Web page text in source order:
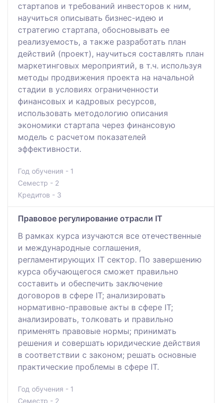
стартапов и требований инвесторов к ним,
научиться описывать бизнес-идею и
стратегию стартапа, обосновывать ее
реализуемость, а также разработать план
действий (проект), научиться составлять план
маркетинговых мероприятий, в т.ч. используя
методы продвижения проекта на начальной
стадии в условиях ограниченности
финансовых и кадровых ресурсов,
использовать методологию описания
экономики стартапа через финансовую
модель с расчетом показателей
эффективности.
Год обучения - 1
Семестр - 2
Кредитов - 3
Правовое регулирование отрасли IT
В рамках курса изучаются все отечественные
и международные соглашения,
регламентирующих IT сектор. По завершению
курса обучающегося сможет правильно
составить и обеспечить заключение
договоров в сфере IT; анализировать
нормативно-правовые акты в сфере IT;
анализировать, толковать и правильно
применять правовые нормы; принимать
решения и совершать юридические действия
в соответствии с законом; решать основные
практические проблемы в сфере IT.
Год обучения - 1
Семестр - 2